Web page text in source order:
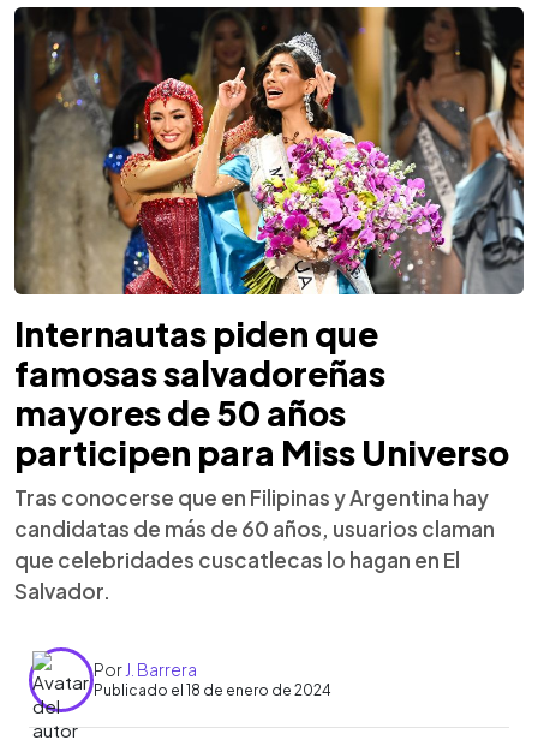
Internautas piden que
famosas salvadoreñas
mayores de 50 años
participen para Miss Universo
Tras conocerse que en Filipinas y Argentina hay
candidatas de más de 60 años, usuarios claman
que celebridades cuscatlecas lo hagan en El
Salvador.
Por J. Barrera
Publicado el 18 de enero de 2024